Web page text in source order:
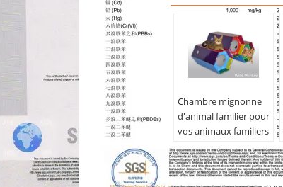
Chambre mignonne
d'animal familier pour
vos animaux familiers
mignons
Matériel:En carton
ondulé